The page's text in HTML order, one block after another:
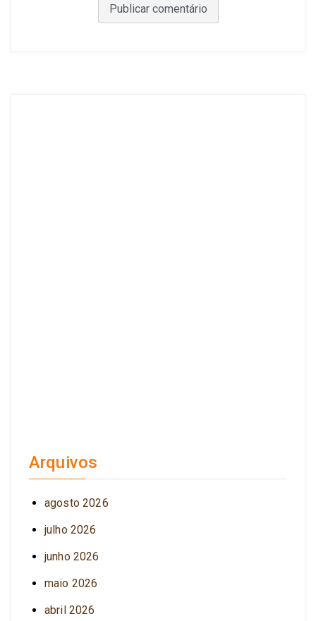
Arquivos
agosto 2026
julho 2026
junho 2026
maio 2026
abril 2026